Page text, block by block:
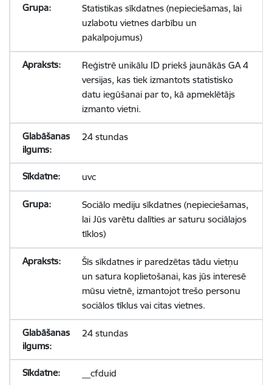
Statistikas sīkdatnes (nepieciešamas, lai
uzlabotu vietnes darbību un
pakalpojumus)
Reģistrē unikālu ID priekš jaunākās GA 4
versijas, kas tiek izmantots statistisko
datu iegūšanai par to, kā apmeklētājs
izmanto vietni.
24 stundas
uvc
Sociālo mediju sīkdatnes (nepieciešamas,
lai Jūs varētu dalīties ar saturu sociālajos
tīklos)
Šīs sīkdatnes ir paredzētas tādu vietņu
un satura koplietošanai, kas jūs interesē
mūsu vietnē, izmantojot trešo personu
sociālos tīklus vai citas vietnes.
24 stundas
__cfduid